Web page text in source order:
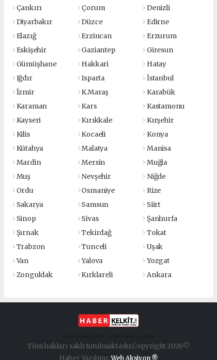
Çankırı
Çorum
Denizli
Diyarbakır
Düzce
Edirne
Elazığ
Erzincan
Erzurum
Eskişehir
Gaziantep
Giresun
Gümüşhane
Hakkari
Hatay
Iğdır
Isparta
İstanbul
İzmir
K.Maraş
Karabük
Karaman
Kars
Kastamonu
Kayseri
Kırıkkale
Kırşehir
Kilis
Kocaeli
Konya
Kütahya
Malatya
Manisa
Mardin
Mersin
Muğla
Muş
Nevşehir
Niğde
Ordu
Osmaniye
Rize
Sakarya
Samsun
Siirt
Sinop
Sivas
Şanlıurfa
Şırnak
Tekirdağ
Tokat
Trabzon
Tunceli
Uşak
Van
Yalova
Yozgat
Zonguldak
Kırklareli Ankara
Tüm hakları saklı tutulmaktadır.Copyright 2026©
Haber Yazılımı:Web Aksiyon ®